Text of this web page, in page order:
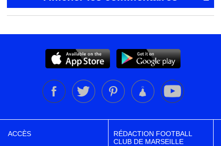
ACCÈS
RÉDACTION FOOTBALL
CLUB DE MARSEILLE